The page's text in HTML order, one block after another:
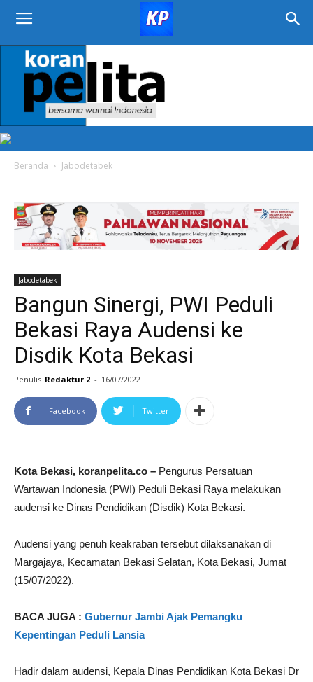
KORAN
PELITA
Beranda Jabodetabek
Jabodetabek
Bangun Sinergi, PWI Peduli
Bekasi Raya Audensi ke
Disdik Kota Bekasi
Penulis Redaktur 2 - 16/07/2022
Facebook Twitter
Kota Bekasi, koranpelita.co – Pengurus Persatuan
Wartawan Indonesia (PWI) Peduli Bekasi Raya melakukan
audensi ke Dinas Pendidikan (Disdik) Kota Bekasi.
Audensi yang penuh keakraban tersebut dilaksanakan di
Margajaya, Kecamatan Bekasi Selatan, Kota Bekasi, Jumat
(15/07/2022).
BACA JUGA : Gubernur Jambi Ajak Pemangku
Kepentingan Peduli Lansia
Hadir dalam audensi, Kepala Dinas Pendidikan Kota Bekasi Dr